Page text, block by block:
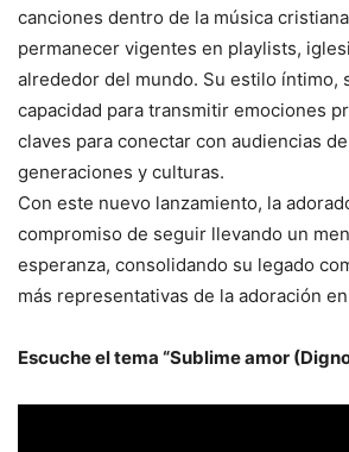
canciones dentro de la música
permanecer vigentes en playlists,
alrededor del mundo. Su estilo íntimo,
capacidad para transmitir emociones
claves para conectar con audiencias
generaciones y culturas.
Con este nuevo lanzamiento, la
compromiso de seguir llevando un
esperanza, consolidando su legado
más representativas de la adoración
Escuche el tema “Sublime amor